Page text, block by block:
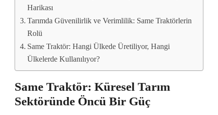
Harikası
Tarımda Güvenilirlik ve Verimlilik: Same Traktörlerin
Rolü
Same Traktör: Hangi Ülkede Üretiliyor, Hangi
Ülkelerde Kullanılıyor?
Same Traktör: Küresel Tarım
Sektöründe Öncü Bir Güç